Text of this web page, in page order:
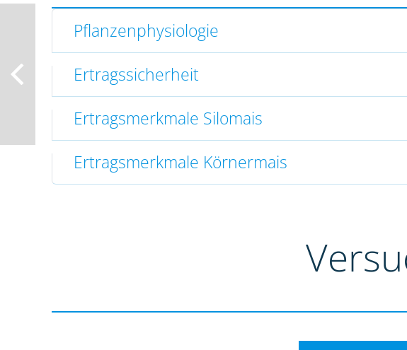
Pflanzenphysiologie
Ertragssicherheit
Ertragsmerkmale Silomais
Ertragsmerkmale Körnermais